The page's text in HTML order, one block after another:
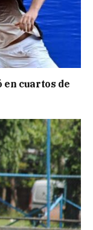
en cuartos de